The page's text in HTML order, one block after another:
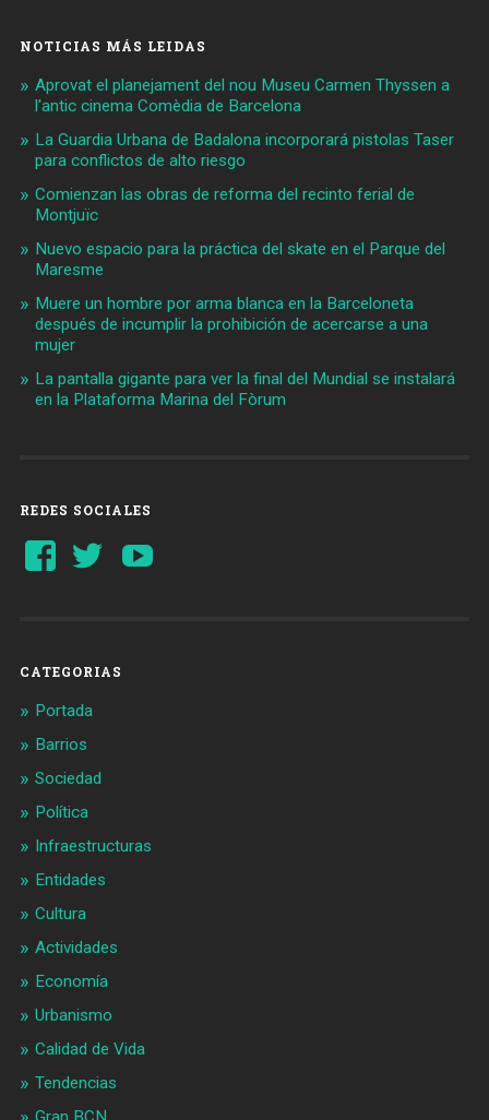
NOTICIAS MÁS LEIDAS
Aprovat el planejament del nou Museu Carmen Thyssen a
l'antic cinema Comèdia de Barcelona
La Guardia Urbana de Badalona incorporará pistolas Taser
para conflictos de alto riesgo
Comienzan las obras de reforma del recinto ferial de
Montjuïc
Nuevo espacio para la práctica del skate en el Parque del
Maresme
Muere un hombre por arma blanca en la Barceloneta
después de incumplir la prohibición de acercarse a una
mujer
La pantalla gigante para ver la final del Mundial se instalará
en la Plataforma Marina del Fòrum
REDES SOCIALES
Ver
perfil
Ver
perfil
CATEGORIAS
Portada
Barrios
Sociedad
Política
Infraestructuras
Entidades
Cultura
Actividades
Economía
Urbanismo
Calidad de Vida
Tendencias